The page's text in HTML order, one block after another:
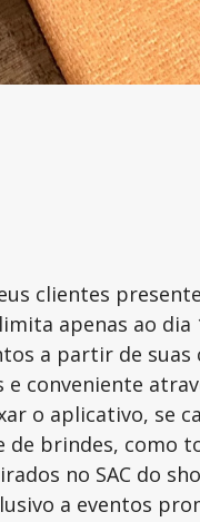
clientes
apenas ao
a partir de
conveniente
o aplicativo, se
brindes, como
no SAC do
a eventos